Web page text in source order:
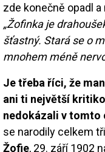
zde konečně opadl
„Žofinka je
šťastný. Stará se o
mnohem méně
Je třeba říci, že
ani ti největší
nedokázali v tomto
se narodily celkem
Žofie, 29. září 1902